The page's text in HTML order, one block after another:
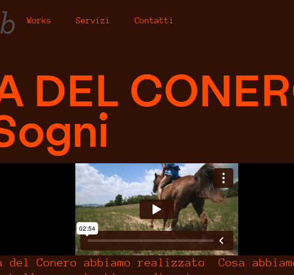
Works Servizi Contatti
DEL
Conero abbiamo realizzato
Cosa